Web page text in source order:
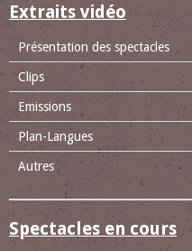
Extraits vidéo
Présentation des spectacles
Clips
Emissions
Plan-Langues
Autres
Spectacles en cours